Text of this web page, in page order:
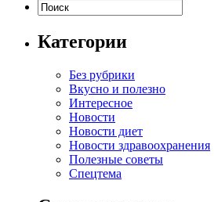
Категории
Без рубрики
Вкусно и полезно
Интересное
Новости
Новости диет
Новости здравоохранения
Полезные советы
Спецтема